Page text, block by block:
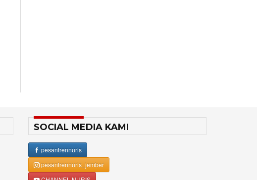
SOCIAL MEDIA KAMI
pesantrennuris
pesantrennuris_jember